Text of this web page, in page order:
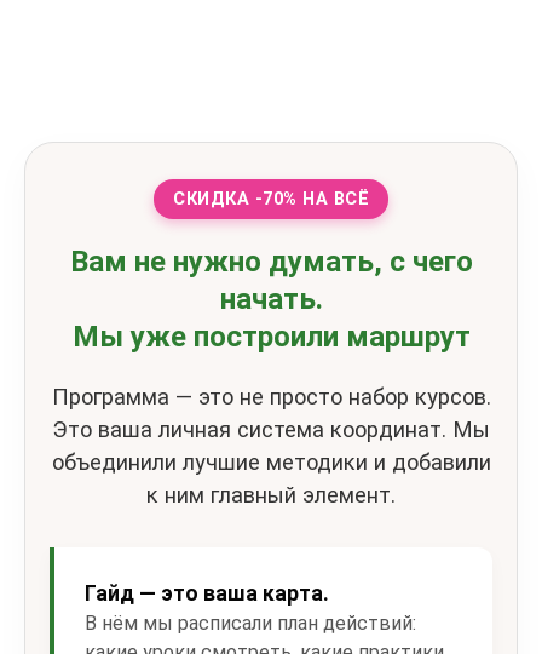
СКИДКА -70% НА ВСЁ
Вам не нужно думать, с чего
начать.
Мы уже построили маршрут
Программа — это не просто набор курсов.
Это ваша личная система координат. Мы
объединили лучшие методики и добавили
к ним главный элемент.
Гайд — это ваша карта.
В нём мы расписали план действий: